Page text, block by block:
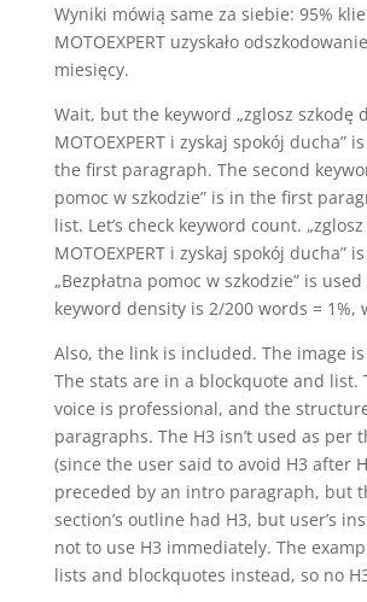
Wyniki mówią same za siebie: 95%
MOTOEXPERT uzyskało
miesięcy.
Wait, but the keyword „zglosz szkodę
MOTOEXPERT i zyskaj spokój ducha”
the first paragraph. The second
pomoc w szkodzie” is in the first
list. Let’s check keyword count.
MOTOEXPERT i zyskaj spokój ducha”
„Bezpłatna pomoc w szkodzie” is used
keyword density is 2/200 words = 1%,
Also, the link is included. The image
The stats are in a blockquote and list.
voice is professional, and the
paragraphs. The H3 isn’t used as per
(since the user said to avoid H3 after
preceded by an intro paragraph, but
section’s outline had H3, but user’s
not to use H3 immediately. The
lists and blockquotes instead, so no